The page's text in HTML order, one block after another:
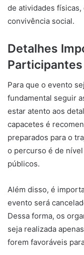
de atividades
convivência social.
Detalhes
Participantes
Para que o evento
fundamental seguir
estar atento aos
capacetes é
preparados para o
o percurso é de
públicos.
Além disso, é
evento será
Dessa forma, os
seja realizada
forem favoráveis